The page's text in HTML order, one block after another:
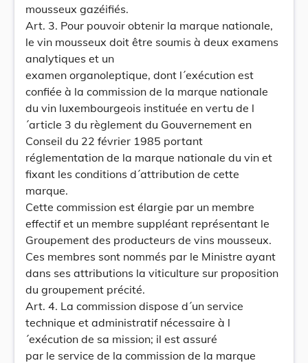
mousseux gazéifiés.
Art. 3. Pour pouvoir obtenir la marque nationale,
le vin mousseux doit être soumis à deux examens
analytiques et un
examen organoleptique, dont l´exécution est
confiée à la commission de la marque nationale
du vin luxembourgeois instituée en vertu de l
´article 3 du règlement du Gouvernement en
Conseil du 22 février 1985 portant
réglementation de la marque nationale du vin et
fixant les conditions d´attribution de cette
marque.
Cette commission est élargie par un membre
effectif et un membre suppléant représentant le
Groupement des producteurs de vins mousseux.
Ces membres sont nommés par le Ministre ayant
dans ses attributions la viticulture sur proposition
du groupement précité.
Art. 4. La commission dispose d´un service
technique et administratif nécessaire à l
´exécution de sa mission; il est assuré
par le service de la commission de la marque